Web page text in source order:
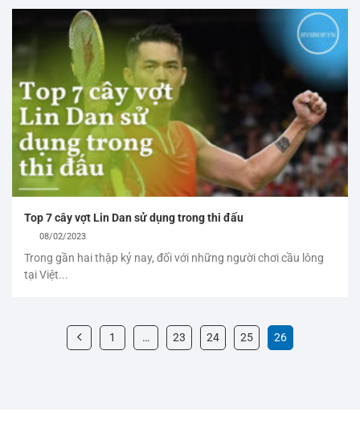
Top 7 cây vợt Lin Dan sử dụng trong thi đấu
08/02/2023
Trong gần hai thập kỷ nay, đối với những người chơi cầu lông
tại Việt...
1 … 23 24 25 26